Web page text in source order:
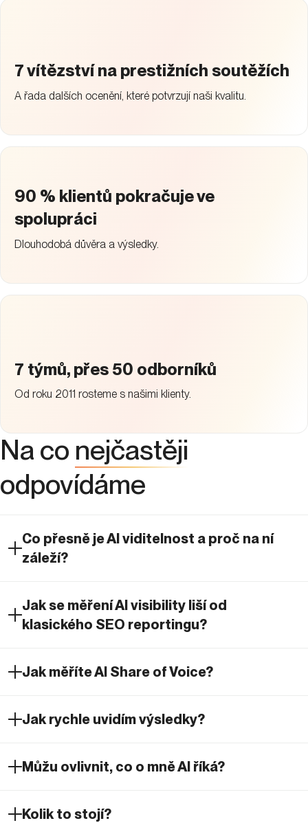
7 vítězství na prestižních soutěžích
A řada dalších ocenění, které potvrzují naši kvalitu.
90 % klientů pokračuje ve
spolupráci
Dlouhodobá důvěra a výsledky.
7 týmů, přes 50 odborníků
Od roku 2011 rosteme s našimi klienty.
Na co nejčastěji
odpovídáme
Co přesně je AI viditelnost a proč na ní
záleží?
Jak se měření AI visibility liší od
klasického SEO reportingu?
Jak měříte AI Share of Voice?
Jak rychle uvidím výsledky?
Můžu ovlivnit, co o mně AI říká?
Kolik to stojí?